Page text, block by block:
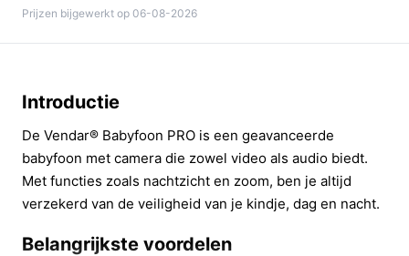
Prijzen bijgewerkt op 06-08-2026
Introductie
De Vendar® Babyfoon PRO is een geavanceerde
babyfoon met camera die zowel video als audio biedt.
Met functies zoals nachtzicht en zoom, ben je altijd
verzekerd van de veiligheid van je kindje, dag en nacht.
Belangrijkste voordelen